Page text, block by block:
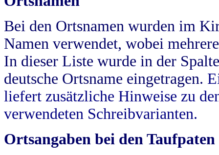
Bei den Ortsnamen wurden im
Namen verwendet, wobei
In dieser Liste wurde in der
deutsche Ortsname eingetragen.
liefert zusätzliche Hinweise zu
verwendeten Schreibvarianten.
Ortsangaben bei den Taufpaten